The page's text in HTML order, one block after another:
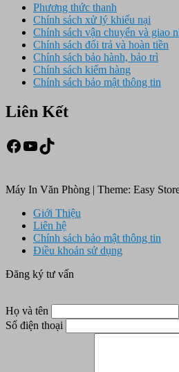
Phương thức thanh
Chính sách xử lý khiếu nại
Chính sách vận chuyển và giao
Chính sách đổi trả và hoàn tiền
Chính sách bảo hành, bảo trì
Chính sách kiểm hàng
Chính sách bảo mật thông tin
Liên Kết
Facebook
Youtube
TikTok
Máy In Văn Phòng | Theme: Easy
Giới Thiệu
Liên hệ
Chính sách bảo mật thông tin
Điều khoản sử dụng
Đăng ký tư vấn
Họ và tên
Số điện thoại